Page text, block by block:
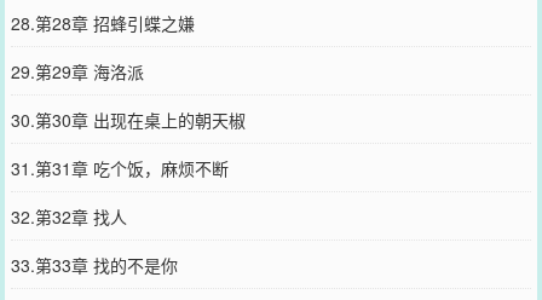
28.第28章 招蜂引蝶之嫌
29.第29章 海洛派
30.第30章 出现在桌上的朝天椒
31.第31章 吃个饭，麻烦不断
32.第32章 找人
33.第33章 找的不是你